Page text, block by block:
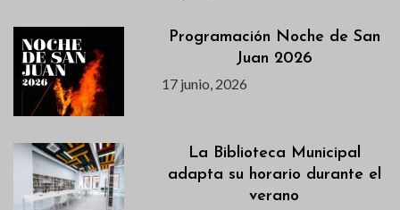
Programación Noche de San
Juan 2026
17 junio, 2026
La Biblioteca Municipal
adapta su horario durante el
verano